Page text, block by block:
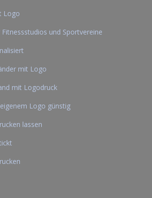
Logo
und Sportvereine
mit Logo
mit Logodruck
Logo günstig
lassen